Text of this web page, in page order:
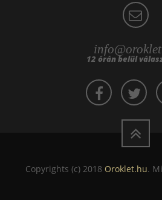
12 órán belül
Copyrights (c) 2018 Oroklet.hu.